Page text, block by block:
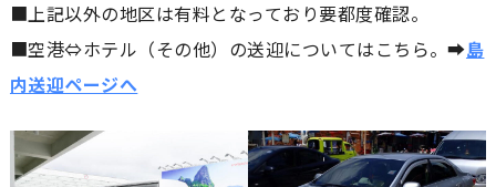
■上記以外の地区は有料となっており要都度確認。
■空港⇔ホテル（その他）の送迎についてはこちら。➡島
内送迎ページへ